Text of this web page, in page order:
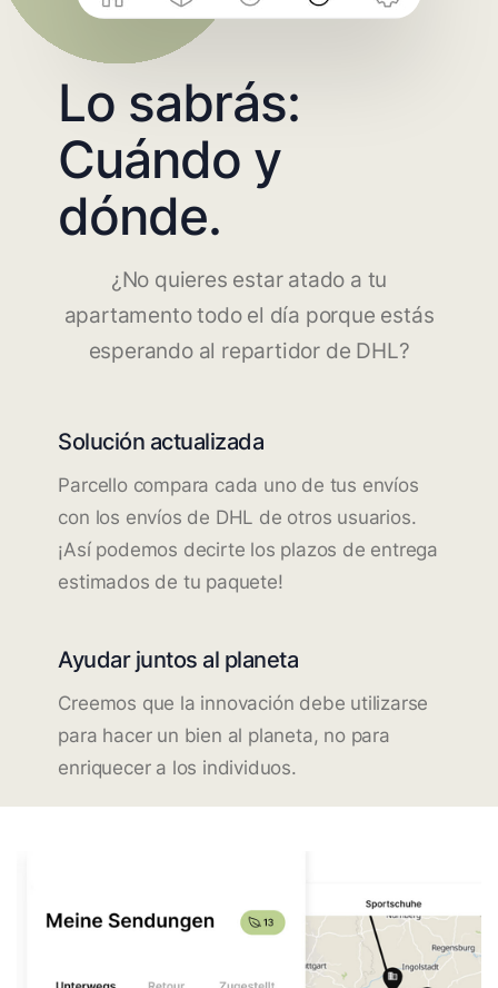
Lo sabrás:
Cuándo y
dónde.
¿No quieres estar atado a tu
apartamento todo el día porque estás
esperando al repartidor de DHL?
Solución actualizada
Parcello compara cada uno de tus envíos
con los envíos de DHL de otros usuarios.
¡Así podemos decirte los plazos de entrega
estimados de tu paquete!
Ayudar juntos al planeta
Creemos que la innovación debe utilizarse
para hacer un bien al planeta, no para
enriquecer a los individuos.